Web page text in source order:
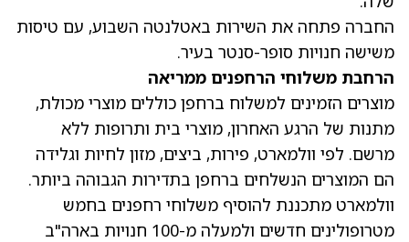
החברה פתחה את השירות באטלנטה השבוע, עם טיסות
משישה חנויות סופר-סנטר בעיר.
הרחבת משלוחי הרחפנים ממריאה
מוצרים הזמינים למשלוח ברחפן כוללים מוצרי מכולת,
מתנות של הרגע האחרון, מוצרי בית ותרופות ללא
מרשם. לפי וולמארט, פירות, ביצים, מזון לחיות וגלידה
הם המוצרים הנשלחים ברחפן בתדירות הגבוהה ביותר.
וולמארט מתכננת להוסיף משלוחי רחפנים בחמש
מטרופולינים חדשים ולמעלה מ-100 חנויות בארה"ב